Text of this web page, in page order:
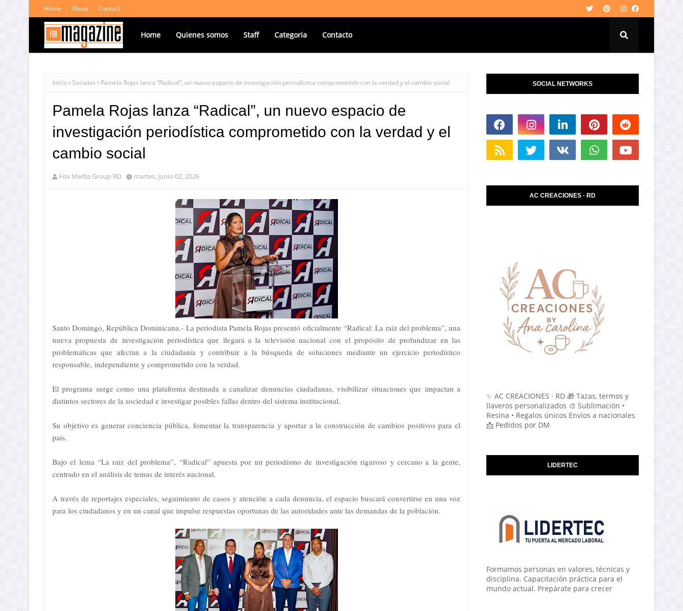
Home About Contact
Home Quienes somos Staff Categoria Contacto
Inicio Sociales Pamela Rojas lanza “Radical”, un nuevo espacio de investigación periodística comprometido con la verdad y el cambio social
Pamela Rojas lanza “Radical”, un nuevo espacio de
investigación periodística comprometido con la verdad y el
cambio social
Fox Media Group RD martes, junio 02, 2026
Santo Domingo, República Dominicana.- La periodista Pamela Rojas presentóoficialmente “Radical: La raíz del problema”, una
nueva propuesta de investigación periodística que llegará a la televisión nacional con el propósitode profundizar en las
problemáticas que afectan a la ciudadanía y contribuir a labúsqueda de soluciones mediante un ejercicio periodístico
responsable, independiente y comprometido con la verdad.
El programa surge como una plataforma destinada a canalizar denuncias ciudadanas, visibilizar situaciones que impactan a
distintos sectores de la sociedad e investigar posibles fallas dentro del sistema institucional.
Su objetivo es generar conciencia pública, fomentar la transparencia y aportar a la construcción de cambios positivos para el
país.
Bajo el lema “La raíz del problema”, “Radical” apuesta por un periodismo de investigación riguroso y cercano a la gente,
centrado en el análisis de temas de interés nacional.
A través de reportajes especiales, seguimiento de casos y atención a cada denuncia, el espacio buscará convertirse en una voz
para los ciudadanos y en un canal que impulse respuestas oportunas de las autoridades ante las demandas de la población.
SOCIAL NETWORKS
AC CREACIONES · RD
✨ AC CREACIONES · RD 🎁 Tazas, termos y
llaveros personalizados 🎨 Sublimación •
Resina • Regalos únicos Envíos a nacionales
📩 Pedidos por DM
LIDERTEC
Formamos personas en valores, técnicas y
disciplina. Capacitación práctica para el
mundo actual. Prepárate para crecer